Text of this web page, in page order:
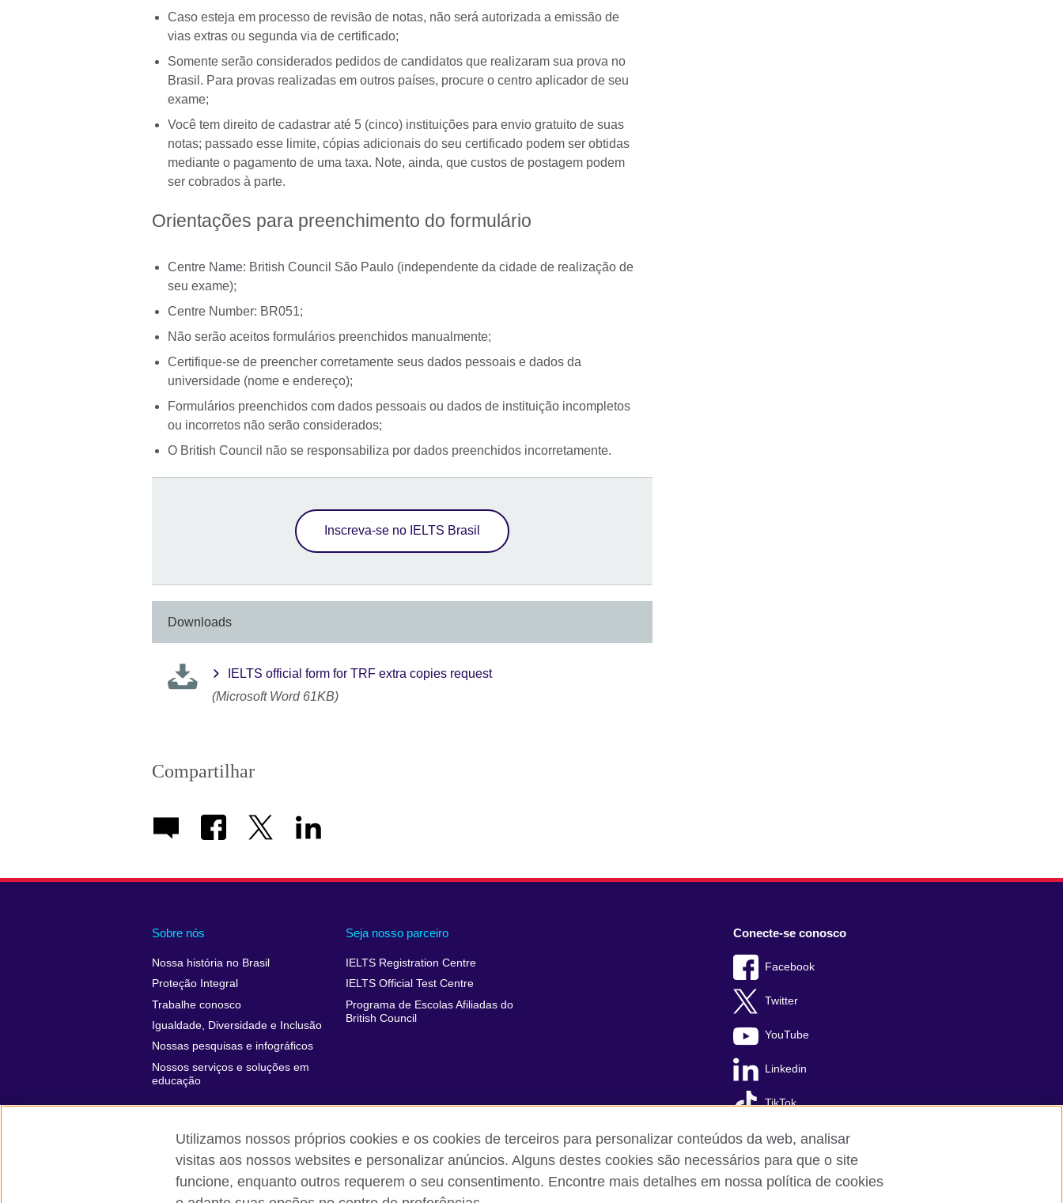
Caso esteja em processo de revisão de notas, não será autorizada a emissão de
vias extras ou segunda via de certificado;
Somente serão considerados pedidos de candidatos que realizaram sua prova no
Brasil. Para provas realizadas em outros países, procure o centro aplicador de seu
exame;
Você tem direito de cadastrar até 5 (cinco) instituições para envio gratuito de suas
notas; passado esse limite, cópias adicionais do seu certificado podem ser obtidas
mediante o pagamento de uma taxa. Note, ainda, que custos de postagem podem
ser cobrados à parte.
Orientações para preenchimento do formulário
Centre Name: British Council São Paulo (independente da cidade de realização de
seu exame);
Centre Number: BR051;
Não serão aceitos formulários preenchidos manualmente;
Certifique-se de preencher corretamente seus dados pessoais e dados da
universidade (nome e endereço);
Formulários preenchidos com dados pessoais ou dados de instituição incompletos
ou incorretos não serão considerados;
O British Council não se responsabiliza por dados preenchidos incorretamente.
Inscreva-se no IELTS Brasil
Downloads
IELTS official form for TRF extra copies request
(Microsoft Word 61KB)
Compartilhar
Sobre nós
Nossa história no Brasil
Proteção Integral
Trabalhe conosco
Igualdade, Diversidade e Inclusão
Nossas pesquisas e infográficos
Nossos serviços e soluções em
educação
Seja nosso parceiro
IELTS Registration Centre
IELTS Official Test Centre
Programa de Escolas Afiliadas do
British Council
Conecte-se conosco
Facebook
Twitter
YouTube
Linkedin
TikTok
British Council global Comentários e reclamações Política de privacidade e termos de uso Sitemap Cookies
Utilizamos nossos próprios cookies e os cookies de terceiros para personalizar conteúdos da web, analisar
visitas aos nossos websites e personalizar anúncios. Alguns destes cookies são necessários para que o site
funcione, enquanto outros requerem o seu consentimento. Encontre mais detalhes em nossa política de cookies